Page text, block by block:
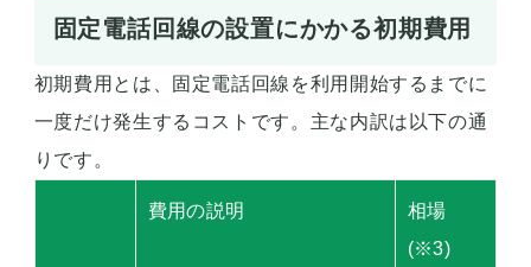
固定電話回線の設置にかかる初期費用
初期費用とは、固定電話回線を利用開始するまでに
一度だけ発生するコストです。主な内訳は以下の通
りです。
費用の説明
相場
(※3)